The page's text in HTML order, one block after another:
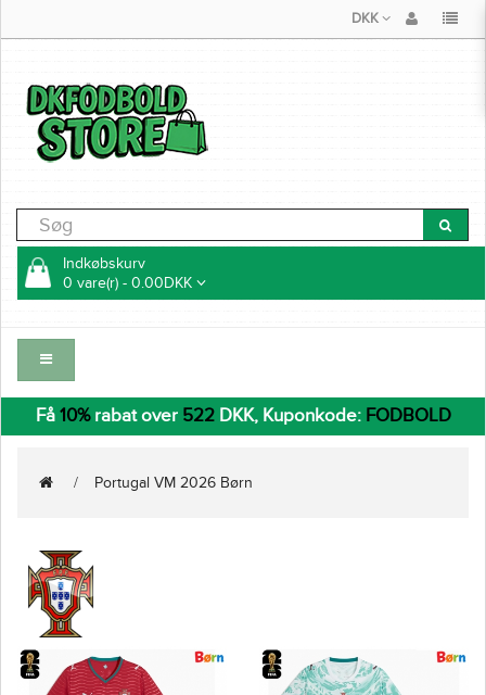
DKK
Indkøbskurv
0 vare(r) - 0.00DKK
Få 10%rabat over 522DKK, Kuponkode: FODBOLD
Portugal VM 2026 Børn